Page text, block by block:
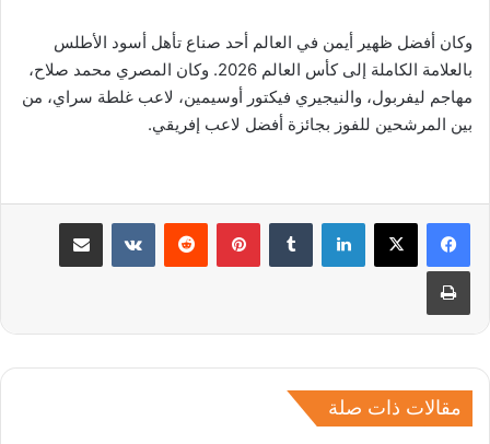
وكان أفضل ظهير أيمن في العالم أحد صناع تأهل أسود الأطلس
بالعلامة الكاملة إلى كأس العالم 2026. وكان المصري محمد صلاح،
مهاجم ليفربول، والنيجيري فيكتور أوسيمين، لاعب غلطة سراي، من
بين المرشحين للفوز بجائزة أفضل لاعب إفريقي.
لينكدإن بينتيريست مشاركة عبر البريد
طباعة
مقالات ذات صلة